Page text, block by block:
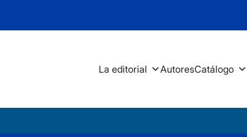
La editorial AutoresCatálogo